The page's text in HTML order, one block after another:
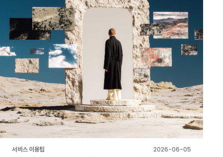
서비스 이용팁 2026-06-05